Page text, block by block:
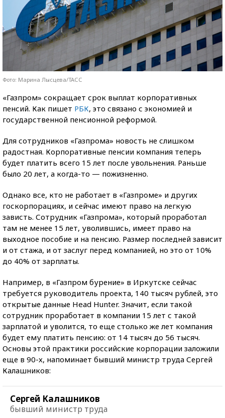
Фото: Марина Лысцева/ТАСС
«Газпром» сокращает срок выплат корпоративных
пенсий. Как пишет РБК, это связано с экономией и
государственной пенсионной реформой.
Для сотрудников «Газпрома» новость не слишком
радостная. Корпоративные пенсии компания теперь
будет платить всего 15 лет после увольнения. Раньше
было 20 лет, а когда-то — пожизненно.
Однако все, кто не работает в «Газпроме» и других
госкорпорациях, и сейчас имеют право на легкую
зависть. Сотрудник «Газпрома», который проработал
там не менее 15 лет, уволившись, имеет право на
выходное пособие и на пенсию. Размер последней зависит
и от стажа, и от заслуг перед компанией, но это от 10%
до 40% от зарплаты.
Например, в «Газпром бурение» в Иркутске сейчас
требуется руководитель проекта, 140 тысяч рублей, это
открытые данные Head Hunter. Значит, если такой
сотрудник проработает в компании 15 лет с такой
зарплатой и уволится, то еще столько же лет компания
будет ему платить пенсию: от 14 тысяч до 56 тысяч.
Основы этой практики российские корпорации заложили
еще в 90-х, напоминает бывший министр труда Сергей
Калашников:
Сергей Калашников
бывший министр труда